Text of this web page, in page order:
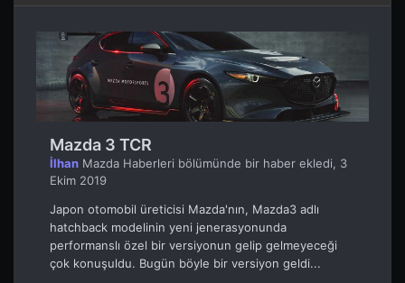
Mazda 3 TCR
İlhan Mazda Haberleri bölümünde bir haber ekledi, 3
Ekim 2019
Japon otomobil üreticisi Mazda'nın, Mazda3 adlı
hatchback modelinin yeni jenerasyonunda
performanslı özel bir versiyonun gelip gelmeyeceği
çok konuşuldu. Bugün böyle bir versiyon geldi...